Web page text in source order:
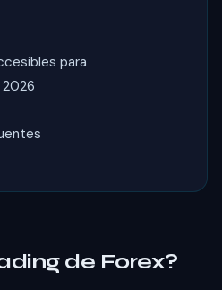
para
de Forex?